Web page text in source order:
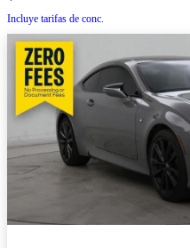
Incluye tarifas de conc.